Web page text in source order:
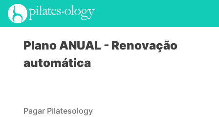
Plano ANUAL - Renovação
automática
Pagar Pilatesology